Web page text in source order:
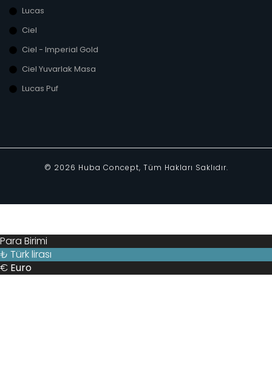
Lucas
Ciel
Ciel - Imperial Gold
Ciel Yuvarlak Masa
Lucas Puf
© 2026 Huba Concept, Tüm Hakları Saklıdır.
Para Birimi
₺ Türk lirası
€ Euro